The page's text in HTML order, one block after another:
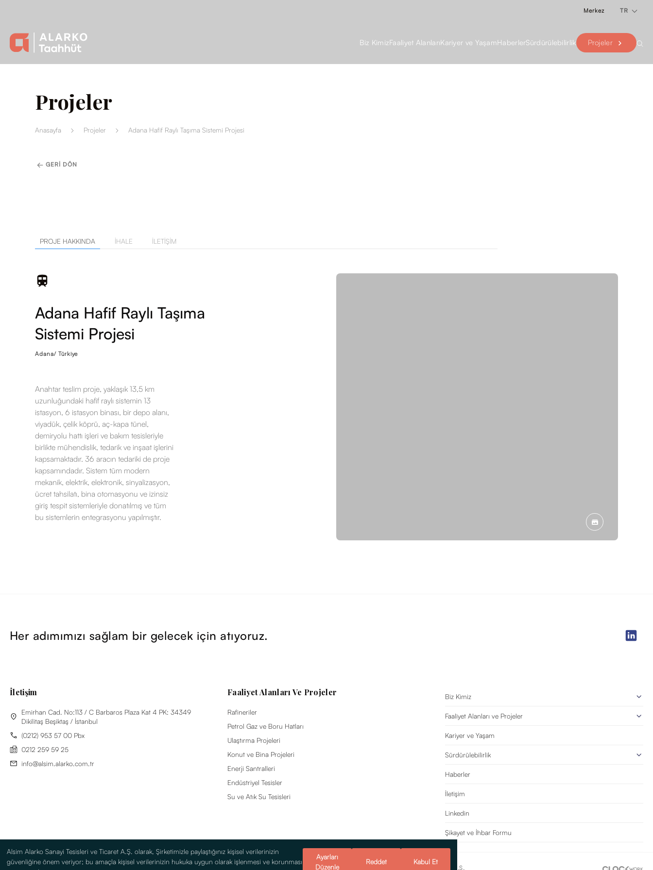
Alsim Alarko Sanayi Tesisleri ve Ticaret A.Ş. olarak, Şirketimizle paylaştığınız kişisel verilerinizin
güvenliğine önem veriyor; bu amaçla kişisel verilerinizin hukuka uygun olarak işlenmesi ve korunması
Ayarları
Düzenle
Reddet Kabul Et
Merkez TR
Biz KimizFaaliyet AlanlarıKariyer ve YaşamHaberlerSürdürülebilirlik Projeler
Projeler
Anasayfa Projeler Adana Hafif Raylı Taşıma Sistemi Projesi
GERI DÖN
PROJE HAKKINDA İHALE İLETIŞIM
Adana Hafif Raylı Taşıma
Sistemi Projesi
Adana/ Türkiye
Anahtar teslim proje, yaklaşık 13,5 km
uzunluğundaki hafif raylı sistemin 13
istasyon, 6 istasyon binası, bir depo alanı,
viyadük, çelik köprü, aç-kapa tünel,
demiryolu hattı işleri ve bakım tesisleriyle
birlikte mühendislik, tedarik ve inşaat işlerini
kapsamaktadır. 36 aracın tedariki de proje
kapsamındadır. Sistem tüm modern
mekanik, elektrik, elektronik, sinyalizasyon,
ücret tahsilatı, bina otomasyonu ve izinsiz
giriş tespit sistemleriyle donatılmış ve tüm
bu sistemlerin entegrasyonu yapılmıştır.
Her adımımızı sağlam bir gelecek için atıyoruz.
İletişim
Emirhan Cad. No:113 / C Barbaros Plaza Kat 4 PK: 34349
Dikilitaş Beşiktaş / İstanbul
(0212) 953 57 00 Pbx
0212 259 59 25
info@alsim.alarko.com.tr
Faaliyet Alanları Ve Projeler
Rafineriler
Petrol Gaz ve Boru Hatları
Ulaştırma Projeleri
Konut ve Bina Projeleri
Enerji Santralleri
Endüstriyel Tesisler
Su ve Atık Su Tesisleri
Biz Kimiz
Faaliyet Alanları ve Projeler
Kariyer ve Yaşam
Sürdürülebilirlik
Haberler
İletişim
Linkedin
Şikayet ve İhbar Formu
Bilgi Toplumu Hizmetleri Kullanım Koşulları Site Haritası © 2026 Alsim Alarko Sanayi Tesisleri ve Tic. A.Ş.